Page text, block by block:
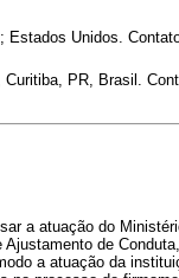
Estados Unidos.
PR, Brasil.
a atuação do
de
a atuação da